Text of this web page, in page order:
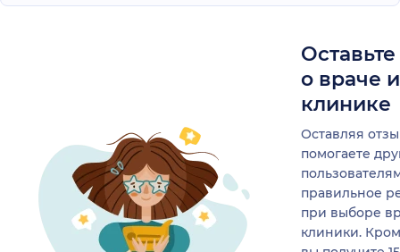
о враче
клинике
Оставляя
помогаете
правильное
при выборе
клиники.